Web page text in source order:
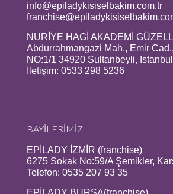
info@epiladykisiselbakim.com.tr
NURİYE HAGİ AKADEMİ
Abdurrahmangazi Mah., Emir
NO:1/1 34920 Sultanbeyli,
İletişim: 0533 298 5236
BAYİLERİMİZ
EPİLADY İZMİR (franchise)
6275 Sokak No:59/A Şemikler,
Telefon: 0535 207 93 35